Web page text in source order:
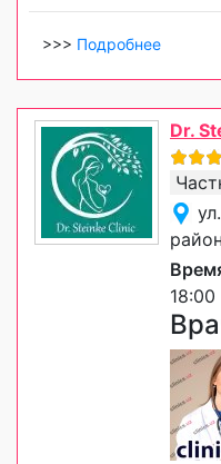
>>> Подробнее
Dr.
18:00